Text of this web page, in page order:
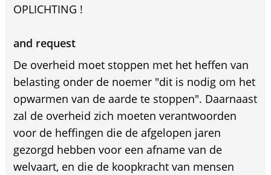
OPLICHTING !
and request
De overheid moet stoppen met het heffen van
belasting onder de noemer "dit is nodig om het
opwarmen van de aarde te stoppen". Daarnaast
zal de overheid zich moeten verantwoorden
voor de heffingen die de afgelopen jaren
gezorgd hebben voor een afname van de
welvaart, en die de koopkracht van mensen